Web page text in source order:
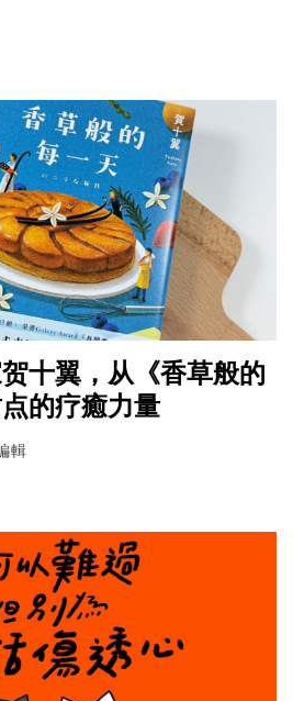
十翼，从《香草般的
的疗癒力量
輯